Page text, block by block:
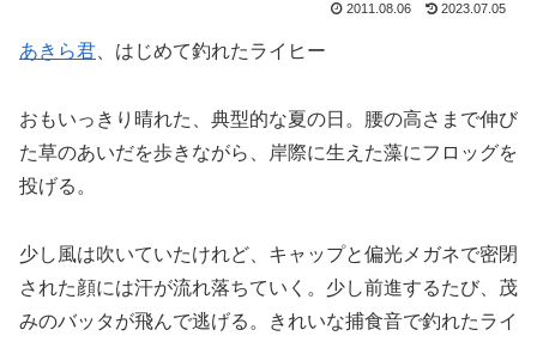
2011.08.06 2023.07.05
あきら君 、はじめて釣れたライヒー
おもいっきり晴れた、典型的な夏の日。腰の高さまで伸び
た草のあいだを歩きながら、岸際に生えた藻にフロッグを
投げる。
少し風は吹いていたけれど、キャップと偏光メガネで密閉
された顔には汗が流れ落ちていく。少し前進するたび、茂
みのバッタが飛んで逃げる。きれいな捕食音で釣れたライ